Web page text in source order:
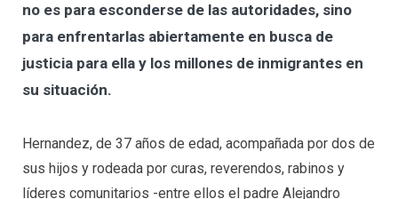
no es para esconderse de las autoridades, sino
para enfrentarlas abiertamente en busca de
justicia para ella y los millones de inmigrantes en
su situación.
Hernandez, de 37 años de edad, acompañada por dos de
sus hijos y rodeada por curas, reverendos, rabinos y
líderes comunitarios -entre ellos el padre Alejandro